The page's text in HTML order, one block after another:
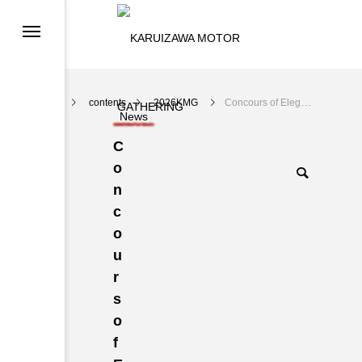
contents 2026KMG Concours of Elegance ＠KARUIZAWA 2026 AUTUMN参加者募集！
News
C
o
n
c
o
u
r
s
o
f